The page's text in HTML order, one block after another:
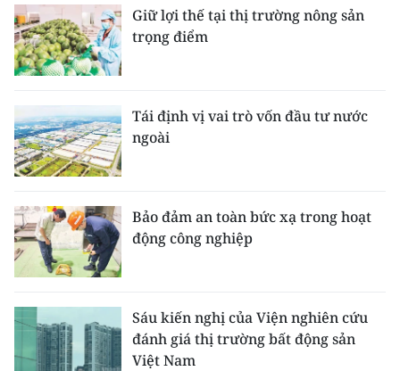
Giữ lợi thế tại thị trường nông sản
trọng điểm
Tái định vị vai trò vốn đầu tư nước
ngoài
Bảo đảm an toàn bức xạ trong hoạt
động công nghiệp
Sáu kiến nghị của Viện nghiên cứu
đánh giá thị trường bất động sản
Việt Nam